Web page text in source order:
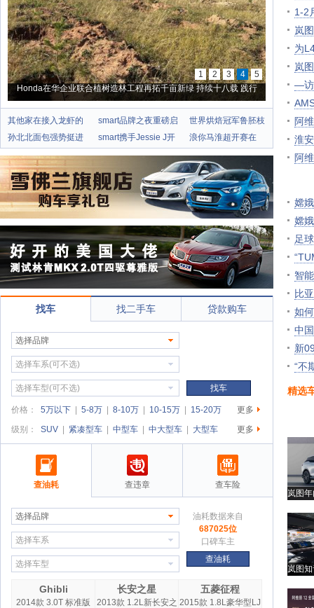
Honda在华企业联合植树造林工程再拓千亩新绿 持续十八载 践行
1 2 3 4 5
其他家在接入龙虾的
时
smart品牌之夜重磅启
世界烘焙冠军鲁胚枝
加
孙北北面包强势挺进
华
smart携手Jessie J开
浪你马淮超开赛在
即，
找车 找二手车 贷款购车
选择品牌
选择车系(可不选)
选择车型(可不选) 找车
价格： 5万以下 5-8万 8-10万 10-15万 15-20万
更多
级别：
SUV 紧凑型车 中型车 中大型车 大型车 更多
查油耗 查违章 查车险
选择品牌
选择车系
选择车型
油耗数据来自
687025位
口碑车主
查油耗
Ghibli
2014款 3.0T 标准版
长安之星
2013款 1.2L新长安之
五菱征程
2015款 1.8L豪华型LJ
1-2
岚
为
岚
—访
阿
淮
阿
嫦
嫦
足
智
比
如
中
新
“不
精选
岚图
岚图